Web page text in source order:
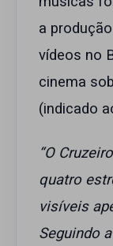
a
vídeos no
cinema
(indicado
“O
quatro
visíveis
Seguindo